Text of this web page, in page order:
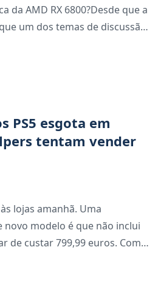
da AMD RX 6800?Desde que a
um dos temas de discussão
Um vídeo de análise pub
PS5 esgota em
tentam vender
lojas amanhã. Uma
modelo é que não inclui
de custar 799,99 euros. Como
119,99 euros.Só que e